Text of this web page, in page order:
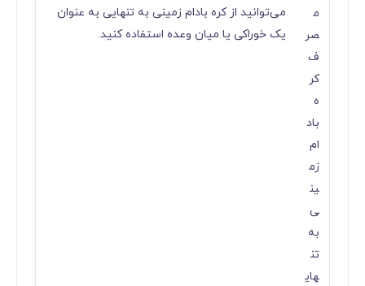
م
صر
ف
کر
ه
باد
ام
زم
ین
ی
به
تن
های
می‌توانید از کره بادام زمینی به تنهایی به عنوان
یک خوراکی یا میان وعده استفاده کنید.